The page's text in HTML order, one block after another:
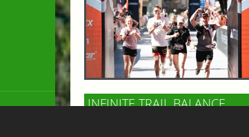
INFINITE TRAIL BALANCE